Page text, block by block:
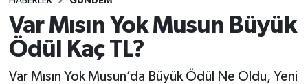
Var Mısın Yok Musun Büyük
Ödül Kaç TL?
Var Mısın Yok Musun’da Büyük Ödül Ne Oldu, Yeni
DEVREK
DÜZCE